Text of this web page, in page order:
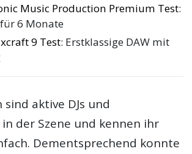
Music Production Premium Test:
6 Monate
9 Test: Erstklassige DAW mit
aktive DJs und
der Szene und kennen ihr
Dementsprechend konnte